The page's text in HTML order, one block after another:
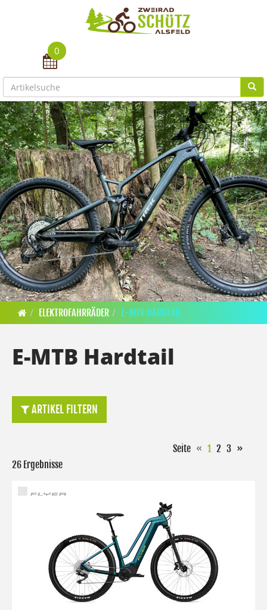
Toggle navigation
0
ELEKTROFAHRRÄDER E-MTB HARDTAIL
E-MTB Hardtail
ARTIKEL FILTERN
Seite « 1 2 3 »
26 Ergebnisse